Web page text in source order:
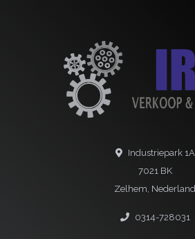
Industriepark 1A
7021 BK
Zelhem, Nederland
0314-728031